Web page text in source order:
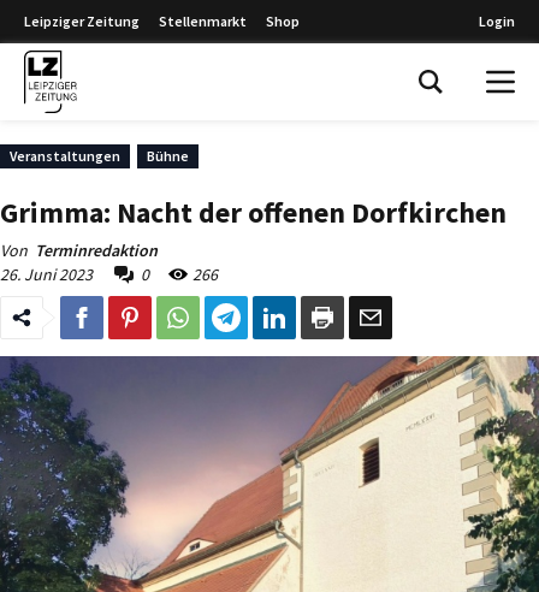
Leipziger Zeitung Stellenmarkt Shop Login
Veranstaltungen Bühne
Grimma: Nacht der offenen Dorfkirchen
Von Terminredaktion
26. Juni 2023
0 266